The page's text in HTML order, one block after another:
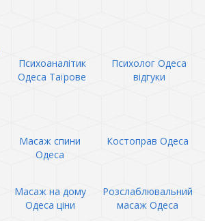
Психоаналітик
Одеса Таїрове
Психолог Одеса
відгуки
Масаж спини
Одеса
Костоправ Одеса
Масаж на дому
Одеса ціни
Розслаблювальний
масаж Одеса